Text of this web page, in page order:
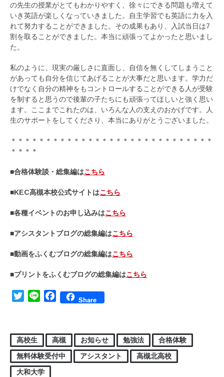
の先生の授業がとてもわかりやすく、徐々にできる問題も増えて
いき英語が楽しくなっていきました。自主学習でも英語に力を入
れて努力することができました。その成果もあり、入試当日は7
割を取ることができました。本当に頑張ってよかったと思いまし
た。
私のように、現実の厳しさに直面し、自信を無くしてしまうこと
があっても自分を信じてあげることが大事だと思います。学力だ
けでなく自分の精神をもコントロールすることができる人が受験
を制すると思うので後輩の子たちにも頑張ってほしいと強く思い
ます。ここまでこれたのは、いろんな人の支えのおかげです。人
生のサポートをしてくださり、本当にありがとうございました。
＊＊＊＊＊＊＊＊＊＊＊＊＊＊＊＊＊＊＊＊＊＊＊＊＊＊＊＊＊
＊＊＊＊
■合格体験談・総集編はこちら
■KEC高槻本校公式サイトはこちら
■各種イベントのお申し込みはこちら
■アシスタントブログの総集編はこちら
■動画をふくむブログの総集編はこちら
■プリントをふくむブログの総集編はこちら
TwitterLine FacebookShare
高校生 高槻 お知らせ 勉強法
合格体験
無料体験受付中
アシスタント
高槻北高校
大和大学